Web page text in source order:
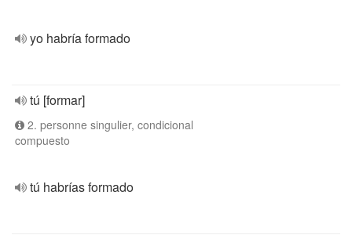
yo habría formado
tú [formar]
2. personne singulier, condicional
compuesto
tú habrías formado